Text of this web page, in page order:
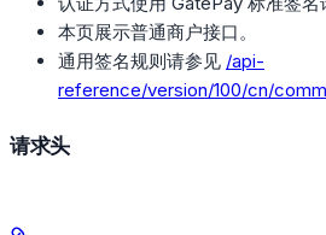
本页展示普通商户接口。
通用签名规则请参见 /api-
reference/version/100/cn/
请求头